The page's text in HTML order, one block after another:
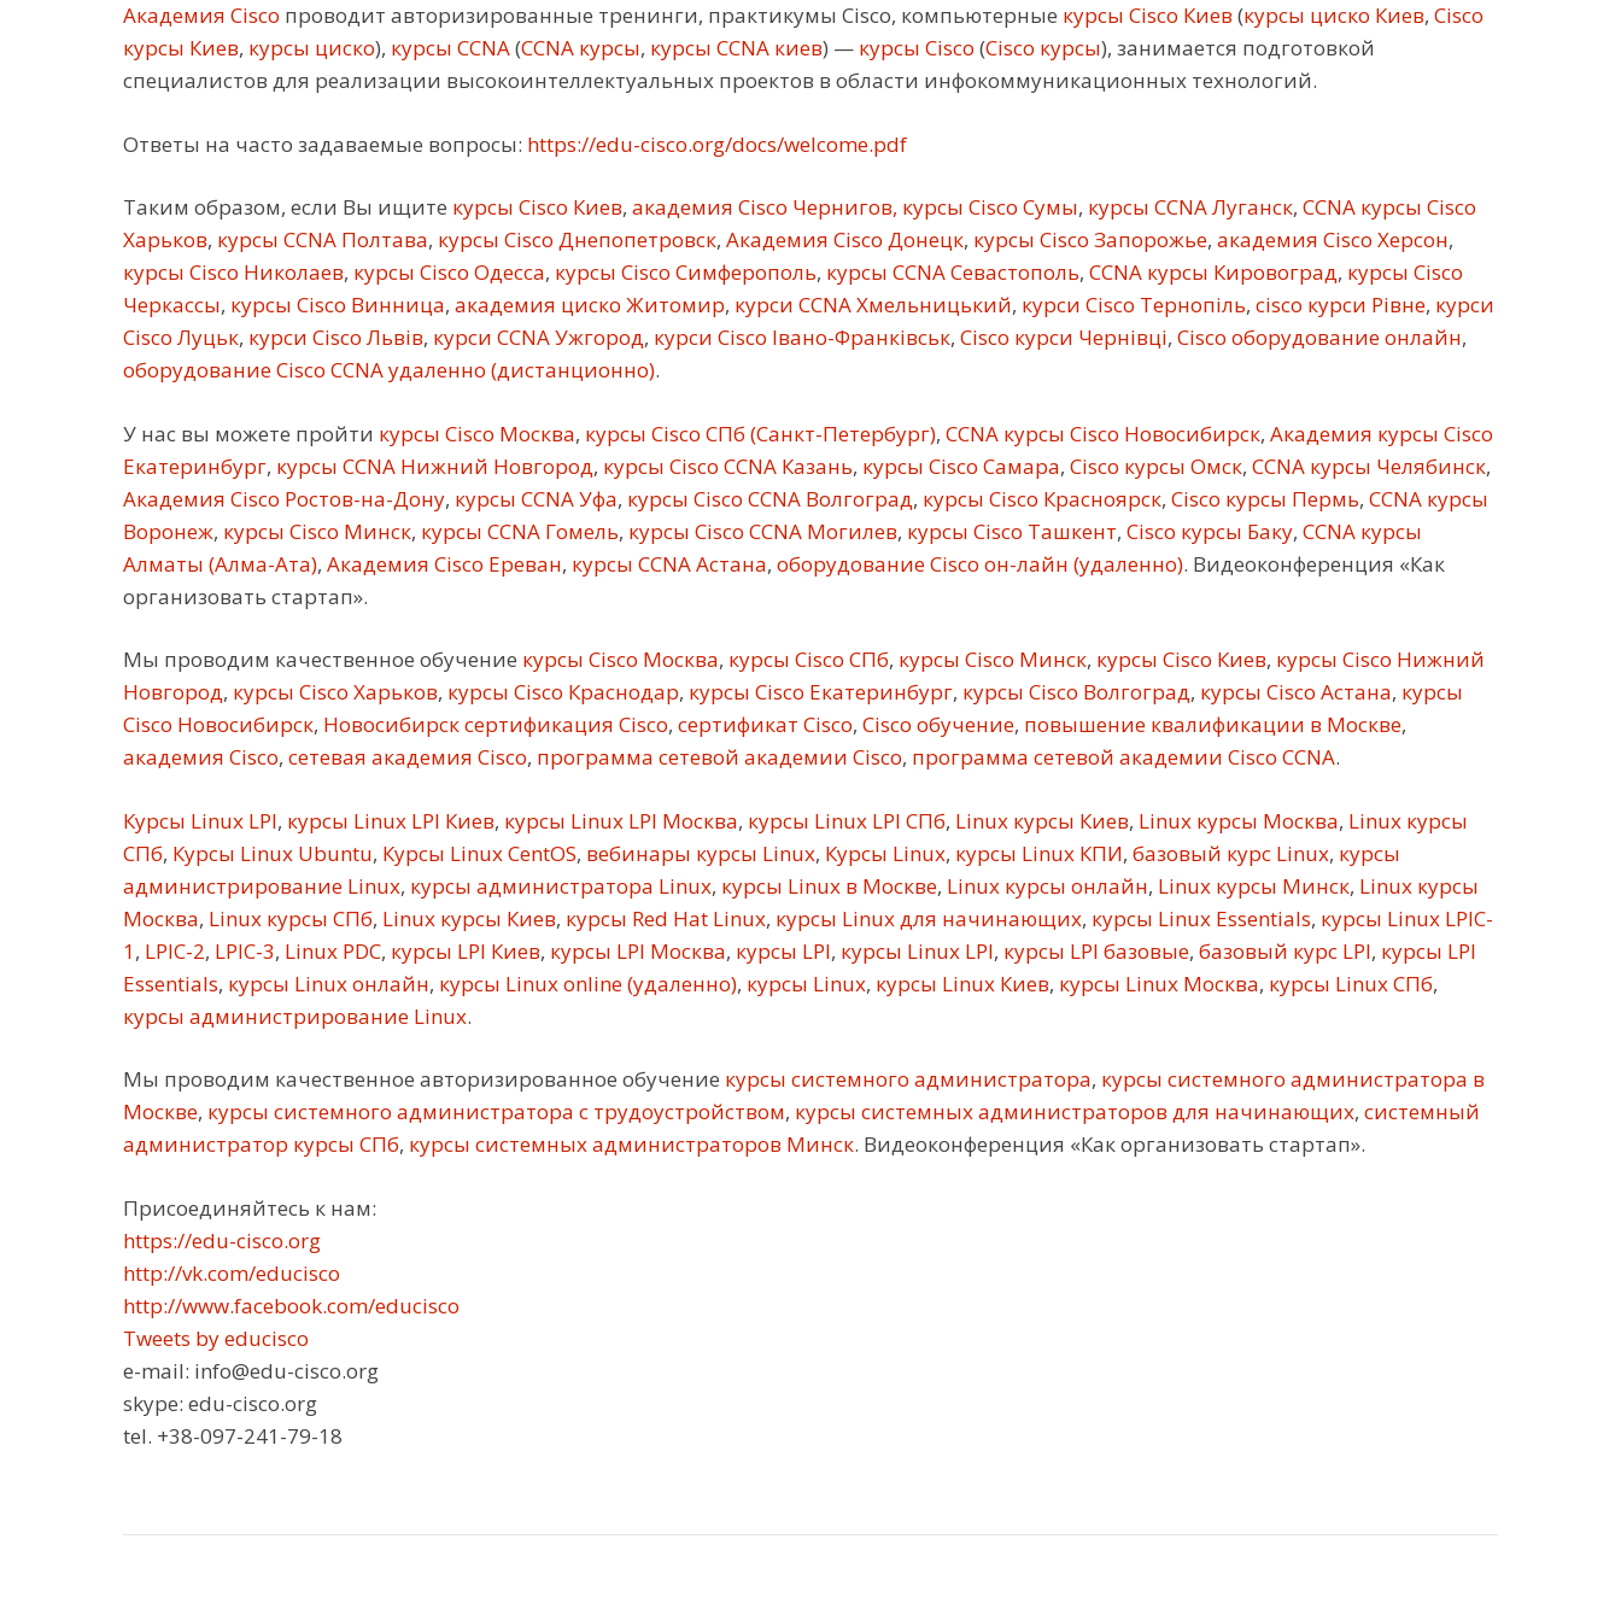
Академия Cisco проводит авторизированные тренинги, практикумы Cisco, компьютерные курсы Cisco Киев (курсы циско Киев, Cisco
курсы Киев, курсы циско), курсы CCNA(CCNA курсы, курсы CCNA киев) — курсы Cisco (Cisco курсы), занимается подготовкой
специалистов для реализации высокоинтеллектуальных проектов в области инфокоммуникационных технологий.
Ответы на часто задаваемые вопросы: https://edu-cisco.org/docs/welcome.pdf
Таким образом, если Вы ищите курсы Cisco Киев, академия Cisco Чернигов, курсы Cisco Сумы, курсы CCNA Луганск, CCNA курсы Cisco
Харьков, курсы CCNA Полтава, курсы Cisco Днепопетровск, Академия Cisco Донецк, курсы Cisco Запорожье, академия Cisco Херсон,
курсы Cisco Николаев, курсы Cisco Одесса, курсы Cisco Симферополь, курсы CCNA Севастополь, CCNA курсы Кировоград, курсы Cisco
Черкассы, курсы Cisco Винница, академия циско Житомир, курси CCNA Хмельницький, курси Cisco Тернопіль, cisco курси Рівне, курси
Cisco Луцьк, курси Cisco Львів, курси CCNA Ужгород, курси Cisco Івано-Франківськ, Cisco курси Чернівці, Cisco оборудование онлайн,
оборудование Cisco CCNA удаленно (дистанционно).
У нас вы можете пройти курсы Cisco Москва, курсы Cisco СПб (Санкт-Петербург), CCNA курсы Cisco Новосибирск, Академия курсы Cisco
Екатеринбург, курсы CCNA Нижний Новгород, курсы Cisco CCNA Казань, курсы Cisco Самара, Cisco курсы Омск, CCNA курсы Челябинск,
Академия Cisco Ростов-на-Дону, курсы CCNA Уфа, курсы Cisco CCNA Волгоград, курсы Cisco Красноярск, Cisco курсы Пермь, CCNA курсы
Воронеж, курсы Cisco Минск, курсы CCNA Гомель, курсы Cisco CCNA Могилев, курсы Cisco Ташкент, Cisco курсы Баку, CCNA курсы
Алматы (Алма-Ата), Академия Cisco Ереван, курсы CCNA Астана, оборудование Cisco он-лайн (удаленно). Видеоконференция «Как
организовать стартап».
Мы проводим качественное обучение курсы Cisco Москва, курсы Cisco СПб, курсы Cisco Минск, курсы Cisco Киев, курсы Cisco Нижний
Новгород, курсы Cisco Харьков, курсы Cisco Краснодар, курсы Cisco Екатеринбург, курсы Cisco Волгоград, курсы Cisco Астана, курсы
Cisco Новосибирск, Новосибирск сертификация Cisco, сертификат Cisco, Cisco обучение, повышение квалификации в Москве,
академия Cisco, сетевая академия Cisco, программа сетевой академии Cisco, программа сетевой академии Cisco CCNA.
Курсы Linux LPI, курсы Linux LPI Киев, курсы Linux LPI Москва, курсы Linux LPI СПб, Linux курсы Киев, Linux курсы Москва, Linux курсы
СПб, Курсы Linux Ubuntu, Курсы Linux CentOS, вебинары курсы Linux, Курсы Linux, курсы Linux КПИ, базовый курс Linux, курсы
администрирование Linux, курсы администратора Linux, курсы Linux в Москве, Linux курсы онлайн, Linux курсы Минск, Linux курсы
Москва, Linux курсы СПб, Linux курсы Киев, курсы Red Hat Linux, курсы Linux для начинающих, курсы Linux Essentials, курсы Linux LPIC-
1, LPIC-2, LPIC-3, Linux PDC, курсы LPI Киев, курсы LPI Москва, курсы LPI, курсы Linux LPI, курсы LPI базовые, базовый курс LPI, курсы LPI
Essentials, курсы Linux онлайн, курсы Linux online (удаленно), курсы Linux, курсы Linux Киев, курсы Linux Москва, курсы Linux СПб,
курсы администрирование Linux.
Мы проводим качественное авторизированное обучение курсы системного администратора, курсы системного администратора в
Москве, курсы системного администратора с трудоустройством, курсы системных администраторов для начинающих, системный
администратор курсы СПб, курсы системных администраторов Минск. Видеоконференция «Как организовать стартап».
Присоединяйтесь к нам:
https://edu-cisco.org
http://vk.com/educisco
http://www.facebook.com/educisco
Tweets by educisco
e-mail: info@edu-cisco.org
skype: edu-cisco.org
tel. +38-097-241-79-18